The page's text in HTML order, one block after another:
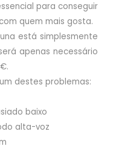
para conseguir
quem mais gosta.
está simplesmente
apenas necessário
destes problemas:
baixo
alta-voz